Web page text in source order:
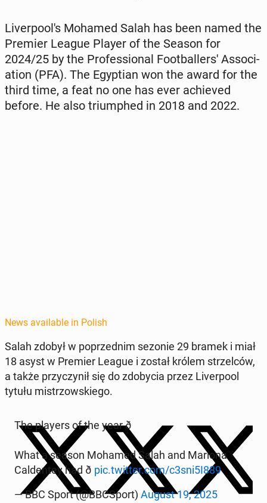
Liv­er­pool's Mohamed Salah has been named the
Premier League Player of the Season for
2024/25 by the Pro­fes­sion­al Foot­baller­s' As­so­ci­
a­tion (PFA). The Egypt­ian won the award for the
third time, a feat no one has ever achieved
before. He also tri­umphed in 2018 and 2022.
News available in Polish
Salah zdobył w poprzed­nim sezonie 29 bramek i miał
18 asyst w Premier League i został królem strzel­ców,
a także przy­czynił się do zdoby­cia przez Liv­er­pool
tytułu mis­tr­zowskiego.
The players of the year ð
What a season Mohamed Salah and Mariona
Caldentey had ð pic.twitter.com/c3sni5I889
— BBC Sport (@BBC­Sport) August 19, 2025